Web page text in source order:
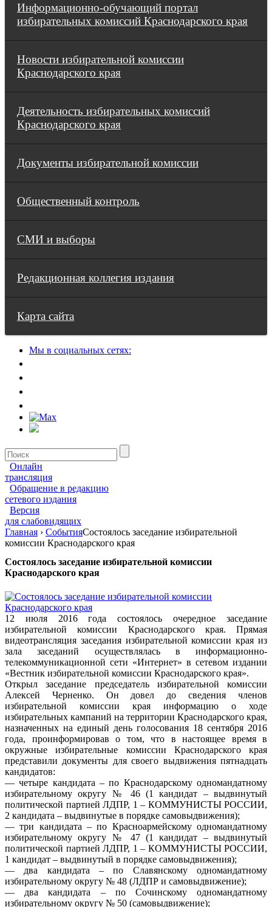
Информационно-обучающий портал
избирательных комиссий Краснодарского края
Новости избирательной комиссии
Краснодарского края
Деятельность избирательных комиссий
Краснодарского края
Документы избирательной комиссии
Общественный контроль
СМИ и выборы
Редакционная коллегия издания
Карта сайта
Мы в социальных сетях:
Онлайн
трансляция
Обращение в редакцию
сетевого издания
Версия
для слабовидящих
Главная › СобытияCостоялось заседание избирательной
комиссии Краснодарского края
Cостоялось заседание избирательной комиссии
Краснодарского края
12 июля 2016 года состоялось очередное заседание
избирательной комиссии Краснодарского края. Прямая
видеотрансляция заседания избирательной комиссии края из
зала заседаний осуществлялась в информационно-
телекоммуникационной сети «Интернет» в сетевом издании
«Вестник избирательной комиссии Краснодарского края».
Открыл заседание председатель избирательной комиссии
Алексей Черненко. Он довел до сведения членов
избирательной комиссии края информацию о ходе
избирательных кампаний на территории Краснодарского края,
назначенных на единый день голосования 18 сентября 2016
года, проинформировав о том, что в настоящее время в
окружные избирательные комиссии Краснодарского края
представили документы для своего выдвижения пятнадцать
кандидатов:
— четыре кандидата – по Краснодарскому одномандатному
избирательному округу № 46 (1 кандидат – выдвинутый
политической партией ЛДПР, 1 – КОММУНИСТЫ РОССИИ,
2 кандидата – выдвинутые в порядке самовыдвижения);
— три кандидата – по Красноармейскому одномандатному
избирательному округу № 47 (1 кандидат – выдвинутый
политической партией ЛДПР, 1 – КОММУНИСТЫ РОССИИ,
1 кандидат – выдвинутый в порядке самовыдвижения);
— два кандидата – по Славянскому одномандатному
избирательному округу № 48 (ЛДПР и самовыдвижение);
— два кандидата – по Сочинскому одномандатному
избирательному округу № 50 (самовыдвижение);